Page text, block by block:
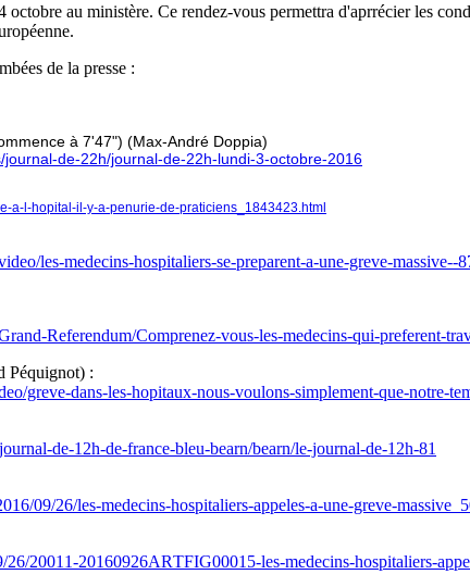
au ministère. Ce rendez-vous permettra d'aprrécier les
de la presse :
à 7'47") (Max-André Doppia)
de-22h/journal-de-22h-lundi-3-octobre-2016
a-l-hopital-il-y-a-penurie-de-praticiens_1843423.html
les-medecins-hospitaliers-se-preparent-a-une-greve-massive--
Referendum/Comprenez-vous-les-medecins-qui-preferent-
Péquignot) :
greve-dans-les-hopitaux-nous-voulons-simplement-que-notre-
de-12h-de-france-bleu-bearn/bearn/le-journal-de-12h-81
09/26/les-medecins-hospitaliers-appeles-a-une-greve-
20011-20160926ARTFIG00015-les-medecins-hospitaliers-